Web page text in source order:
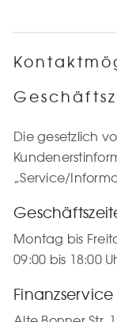
Die gesetzlich
„Service/
Montag bis
09:00 bis 18:00